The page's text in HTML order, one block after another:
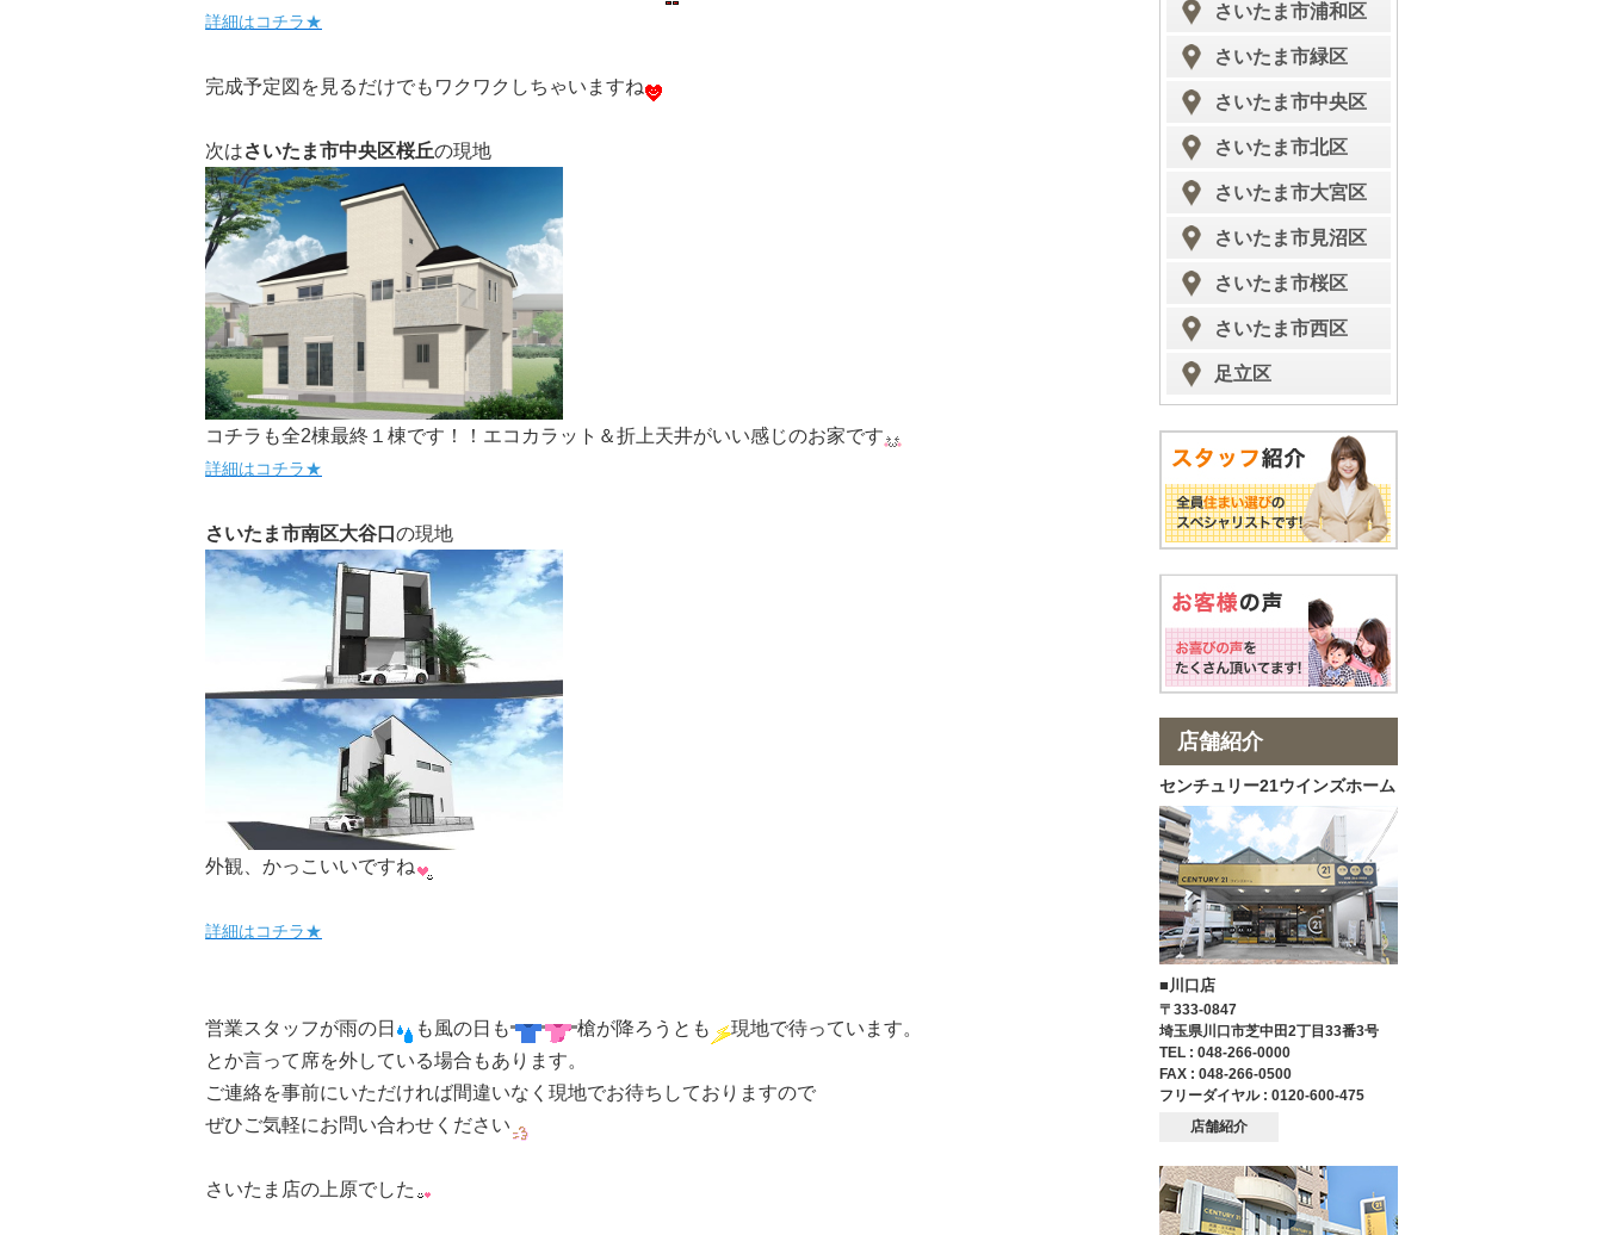
詳細はコチラ★
完成予定図を見るだけでもワクワクしちゃいますね
次はさいたま市中央区桜丘の現地
コチラも全2棟最終１棟です！！エコカラット＆折上天井がいい感じのお家です
詳細はコチラ★
さいたま市南区大谷口 の現地
外観、かっこいいですね
詳細はコチラ★
営業スタッフが雨の日 も風の日も 槍が降ろうとも
現地で待っています。
とか言って席を外している場合もあります。
ご連絡を事前にいただければ間違いなく現地でお待ちしておりますので
ぜひご気軽にお問い合わせください
さいたま店の上原でした
さいたま市浦和区
さいたま市緑区
さいたま市中央区
さいたま市北区
さいたま市大宮区
さいたま市見沼区
さいたま市桜区
さいたま市西区
足立区
店舗紹介
センチュリー21ウインズホーム
■川口店
〒333-0847
埼玉県川口市芝中田2丁目33番3号
TEL : 048-266-0000
FAX : 048-266-0500
フリーダイヤル : 0120-600-475
店舗紹介